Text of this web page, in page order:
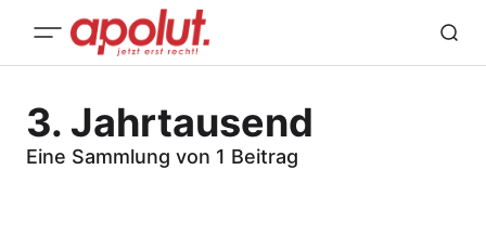
3. Jahrtausend
Eine Sammlung von 1 Beitrag